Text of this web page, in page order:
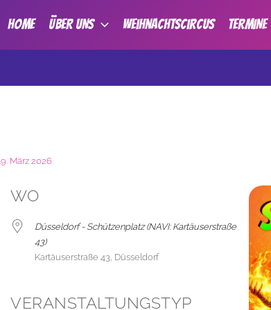
HOME ÜBER UNS Weihnachtscircus TERMINE
März 2026
iCalendar Office 365
WO
Düsseldorf - Schützenplatz (NAVI: Kartäuserstraße
43)
Kartäuserstraße 43, Düsseldorf
VERANSTALTUNGSTYP